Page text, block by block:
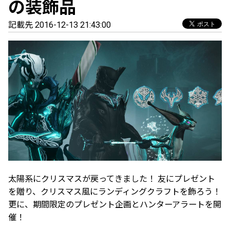
の装飾品
記載先 2016-12-13 21:43:00
太陽系にクリスマスが戻ってきました！ 友にプレゼント
を贈り、クリスマス風にランディングクラフトを飾ろう！
更に、期間限定のプレゼント企画とハンターアラートを開
催！